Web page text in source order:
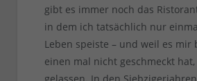
gibt es immer noch das
in dem ich tatsächlich nur
Leben speiste – und weil es mir
einen mal nicht geschmeckt hat,